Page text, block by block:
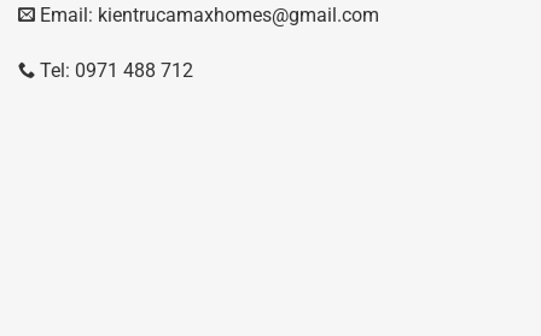
Email: kientrucamaxhomes@gmail.com
Tel: 0971 488 712